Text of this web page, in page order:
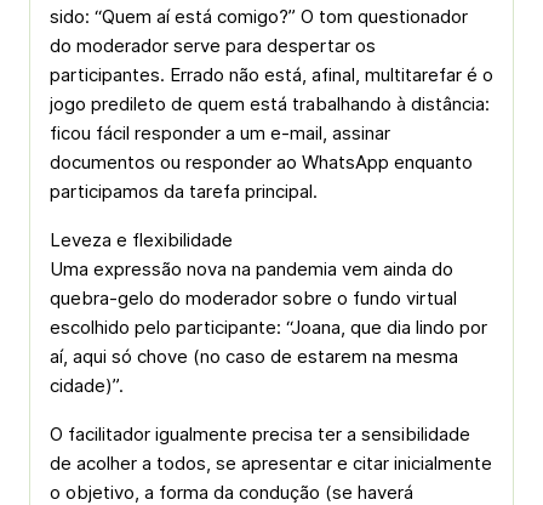
sido: “Quem aí está comigo?” O tom questionador
do moderador serve para despertar os
participantes. Errado não está, afinal, multitarefar é o
jogo predileto de quem está trabalhando à distância:
ficou fácil responder a um e-mail, assinar
documentos ou responder ao WhatsApp enquanto
participamos da tarefa principal.
Leveza e flexibilidade
Uma expressão nova na pandemia vem ainda do
quebra-gelo do moderador sobre o fundo virtual
escolhido pelo participante: “Joana, que dia lindo por
aí, aqui só chove (no caso de estarem na mesma
cidade)”.
O facilitador igualmente precisa ter a sensibilidade
de acolher a todos, se apresentar e citar inicialmente
o objetivo, a forma da condução (se haverá